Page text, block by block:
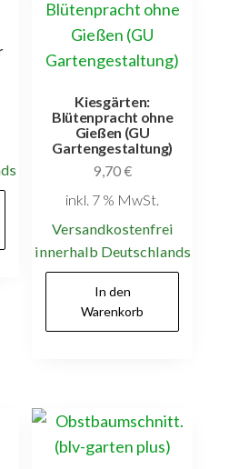
Kiesgärten:
Blütenpracht ohne
Gießen (GU
Gartengestaltung)
9,70€
inkl. 7 % MwSt.
Versandkostenfrei
innerhalb Deutschlands
In den
Warenkorb